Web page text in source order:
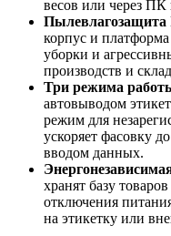
весов или через
Пылевлагозащита
корпус и
уборки и
производств и
Три режима
автовыводом
режим для
ускоряет фасовку
вводом данных.
хранят базу
отключения
на этикетку или